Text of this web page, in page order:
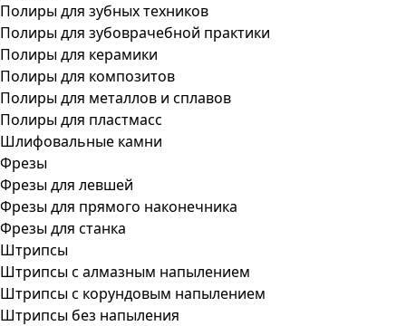
Полиры для зубных техников
Полиры для зубоврачебной практики
Полиры для керамики
Полиры для композитов
Полиры для металлов и сплавов
Полиры для пластмасс
Шлифовальные камни
Фрезы
Фрезы для левшей
Фрезы для прямого наконечника
Фрезы для станка
Штрипсы
Штрипсы c алмазным напылением
Штрипсы c корундовым напылением
Штрипсы без напыления